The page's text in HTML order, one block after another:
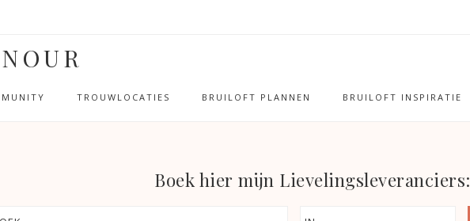
TROUWLOCATIES BRUILOFT PLANNEN BRUILOFT INSPIRATIE
Boek hier mijn Lievelingsleveranciers: